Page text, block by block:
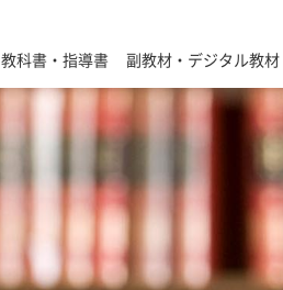
教科書・指導書 副教材・デジタル教材